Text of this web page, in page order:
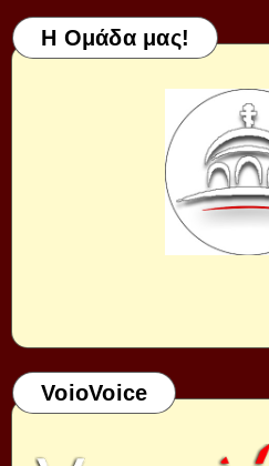
Η Ομάδα μας!
VoioVoice